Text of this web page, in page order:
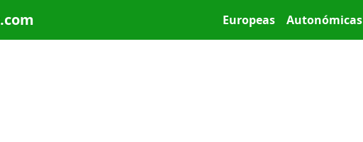
Main menu
Europeas Autonómicas